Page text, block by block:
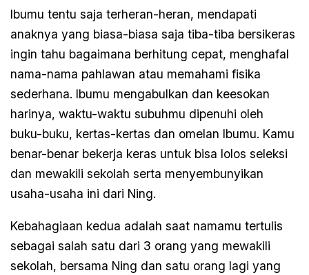
Ibumu tentu saja terheran-heran, mendapati
anaknya yang biasa-biasa saja tiba-tiba bersikeras
ingin tahu bagaimana berhitung cepat, menghafal
nama-nama pahlawan atau memahami fisika
sederhana. Ibumu mengabulkan dan keesokan
harinya, waktu-waktu subuhmu dipenuhi oleh
buku-buku, kertas-kertas dan omelan Ibumu. Kamu
benar-benar bekerja keras untuk bisa lolos seleksi
dan mewakili sekolah serta menyembunyikan
usaha-usaha ini dari Ning.
Kebahagiaan kedua adalah saat namamu tertulis
sebagai salah satu dari 3 orang yang mewakili
sekolah, bersama Ning dan satu orang lagi yang